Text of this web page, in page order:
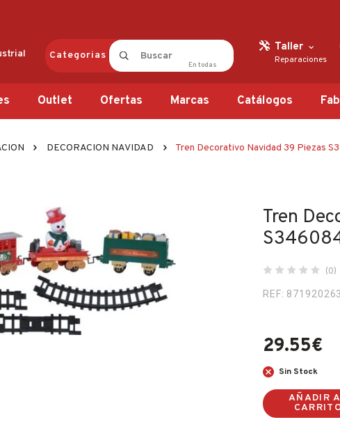
Categorias
En todas
Taller
Reparaciones
Outlet Ofertas Marcas Catálogos
DECORACION NAVIDAD Tren Decorativo Navidad 39 Piezas
Tren
(0)
REF:
29.55€
Sin Stock
AÑADIR